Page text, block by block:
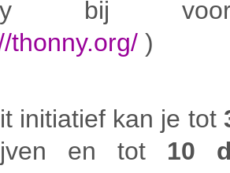
bij
thonny.org/)
initiatief kan je tot
en tot 10